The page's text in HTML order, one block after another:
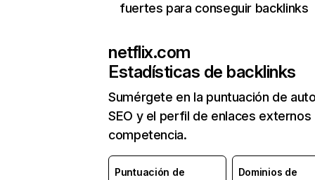
fuertes para conseguir backlinks
netflix.com
Estadísticas de backlinks
Sumérgete en la puntuación de
SEO y el perfil de enlaces externos
competencia.
Puntuación de
Dominios de